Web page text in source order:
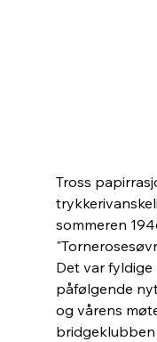
Tross
sommeren
Det var
påfølgende
og vårens